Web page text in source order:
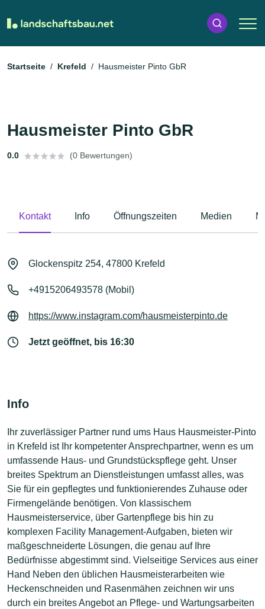
Startseite Krefeld Hausmeister Pinto GbR
Hausmeister Pinto GbR
0.0 (0 Bewertungen)
Kontakt Info Öffnungszeiten Medien
Glockenspitz 254, 47800 Krefeld
+4915206493578 (Mobil)
https://www.instagram.com/hausmeisterpinto.de
Jetzt geöffnet, bis 16:30
Info
Ihr zuverlässiger Partner rund ums Haus Hausmeister-Pinto
in Krefeld ist Ihr kompetenter Ansprechpartner, wenn es um
umfassende Haus- und Grundstückspflege geht. Unser
breites Spektrum an Dienstleistungen umfasst alles, was
Sie für ein gepflegtes und funktionierendes Zuhause oder
Firmengelände benötigen. Von klassischem
Hausmeisterservice, über Gartenpflege bis hin zu
komplexen Facility Management-Aufgaben, bieten wir
maßgeschneiderte Lösungen, die genau auf Ihre
Bedürfnisse abgestimmt sind. Vielseitige Services aus einer
Hand Neben den üblichen Hausmeisterarbeiten wie
Heckenschneiden und Rasenmähen zeichnen wir uns
durch ein breites Angebot an Pflege- und Wartungsarbeiten